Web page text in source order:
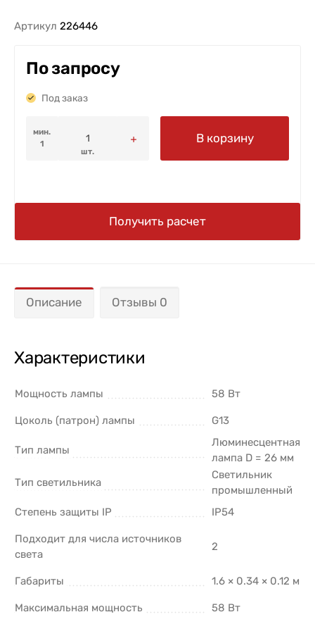
Артикул 226446
По запросу
Под заказ
мин.
1
шт.
В корзину
Получить расчет
Описание Отзывы 0
Характеристики
Мощность лампы 58 Вт
Цоколь (патрон) лампы G13
Тип лампы
Люминесцентная
лампа D = 26 мм
Тип светильника
Светильник
промышленный
Степень защиты IP
IP54
Подходит для числа источников
света
2
Габариты 1.6 × 0.34 × 0.12 м
Максимальная мощность 58 Вт